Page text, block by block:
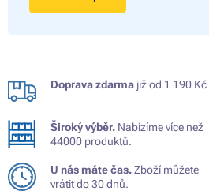
Doprava zdarma již od 1 190 Kč
Široký výběr. Nabízíme více než
44000 produktů.
U nás máte čas.Zboží můžete
vrátit do 30 dnů.